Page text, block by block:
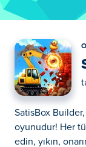
SatisBox
oyunudur! Her
edin, yıkın,